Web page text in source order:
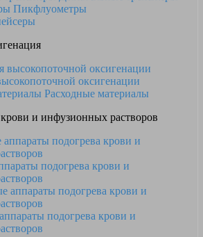
Пикфлуометры
оксигенации
Расходные материалы
и инфузионных растворов
подогрева крови и
подогрева крови и